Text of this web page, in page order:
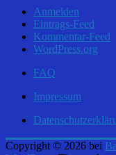
Anmelden
Eintrags-Feed
Kommentar-Feed
WordPress.org
FAQ
Impressum
Copyright © 2026 bei